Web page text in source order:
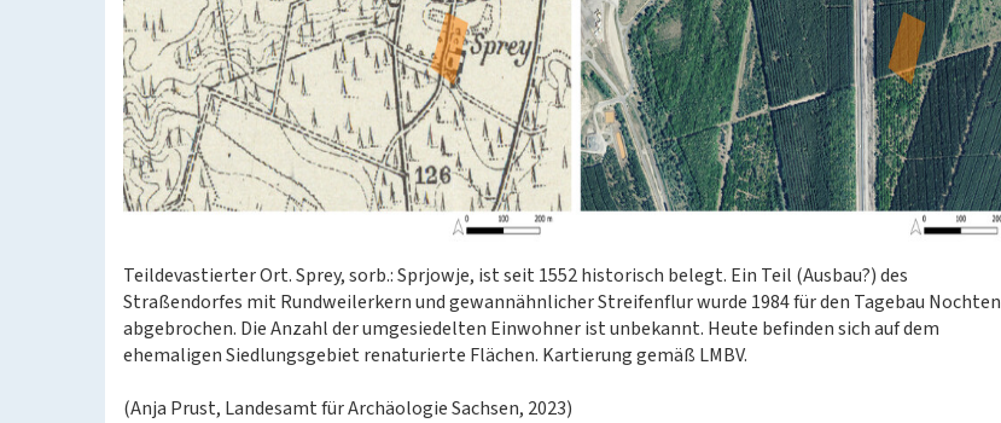
Teildevastierter Ort. Sprey, sorb.: Sprjowje, ist seit 1552 historisch belegt. Ein Teil (Ausbau?) des
Straßendorfes mit Rundweilerkern und gewannähnlicher Streifenflur wurde 1984 für den Tagebau Nochten
abgebrochen. Die Anzahl der umgesiedelten Einwohner ist unbekannt. Heute befinden sich auf dem
ehemaligen Siedlungsgebiet renaturierte Flächen. Kartierung gemäß LMBV.
(Anja Prust, Landesamt für Archäologie Sachsen, 2023)